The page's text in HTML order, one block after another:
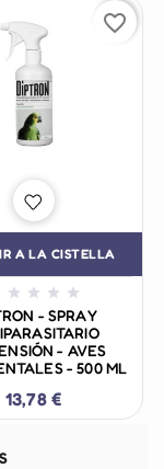
A LA CISTELLA
   
- SPRAY
- AVES
- 500 ML
13,78 €
favorite_border